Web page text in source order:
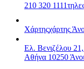
210 320 1111
Χάρτηςχάρτης
Ελ. Βενιζέλου
Αθήνα 10250